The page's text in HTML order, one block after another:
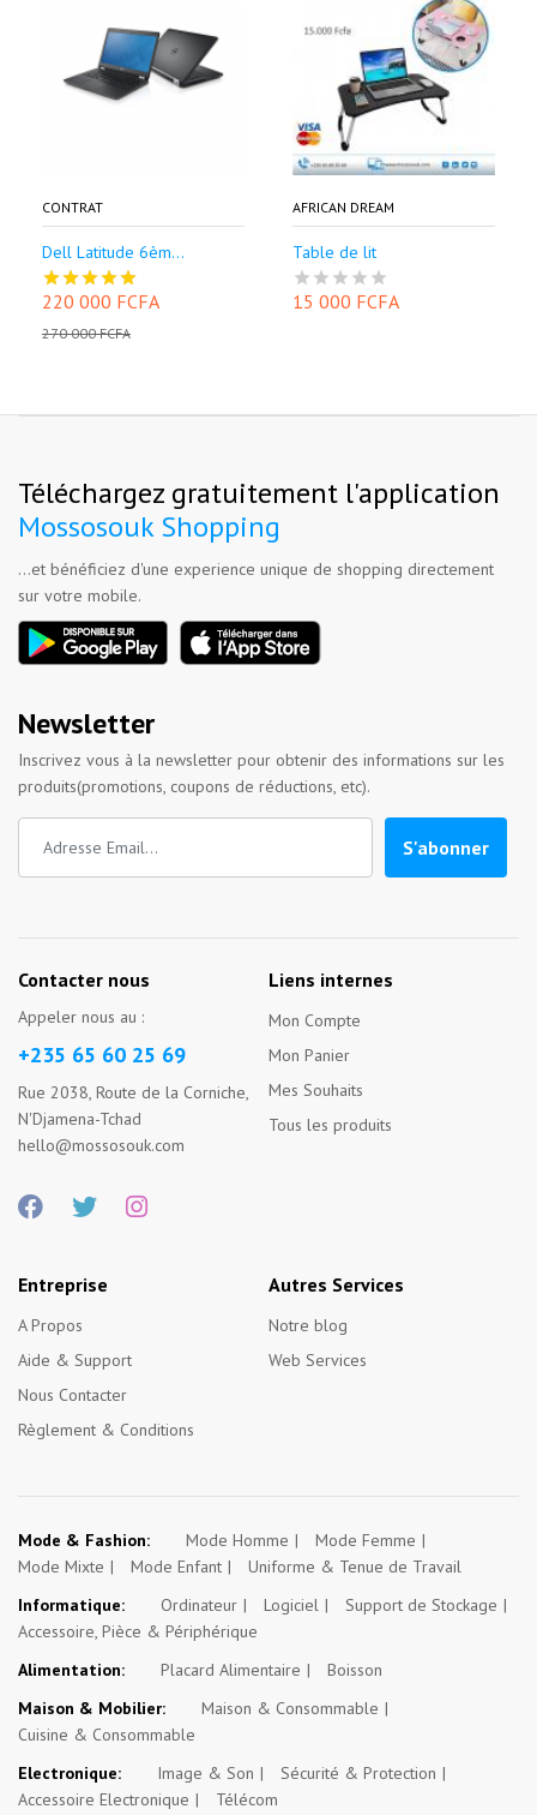
CONTRAT
Dell Latitude 6èm...
220 000 FCFA
270 000 FCFA
AFRICAN DREAM
Table de lit
15 000 FCFA
Téléchargez gratuitement l'application
Mossosouk Shopping
...et bénéficiez d'une experience unique de shopping directement
sur votre mobile.
Newsletter
Inscrivez vous à la newsletter pour obtenir des informations sur les
produits(promotions, coupons de réductions, etc).
S'abonner
Contacter nous
Appeler nous au :
+235 65 60 25 69
Rue 2038, Route de la Corniche,
N'Djamena-Tchad
hello@mossosouk.com
Liens internes
Mon Compte
Mon Panier
Mes Souhaits
Tous les produits
Entreprise
A Propos
Aide & Support
Nous Contacter
Règlement & Conditions
Autres Services
Notre blog
Web Services
Mode & Fashion: Mode Homme
Mode Femme
Mode Mixte
Mode Enfant
Uniforme & Tenue de Travail
Informatique:
Ordinateur Logiciel
Support de Stockage
Accessoire, Pièce & Périphérique
Alimentation:
Placard Alimentaire
Boisson
Maison & Mobilier:
Maison & Consommable
Cuisine & Consommable
Electronique:
Image & Son
Sécurité & Protection
Accessoire Electronique
Télécom